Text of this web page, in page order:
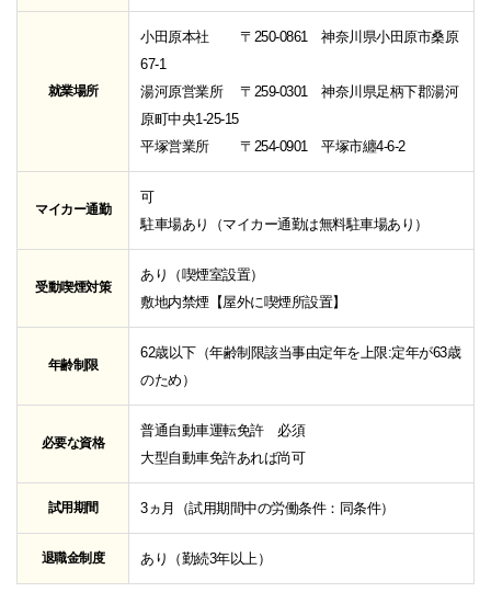
就業場所
小田原本社 〒250-0861 神奈川県小田原市桑原
67-1
湯河原営業所 〒259-0301 神奈川県足柄下郡湯河
原町中央1-25-15
平塚営業所 〒254-0901 平塚市纏4-6-2
マイカー通勤
可
駐車場あり（マイカー通勤は無料駐車場あり）
受動喫煙対策
あり（喫煙室設置）
敷地内禁煙【屋外に喫煙所設置】
年齢制限
62歳以下（年齢制限該当事由定年を上限:定年が63歳
のため）
必要な資格
普通自動車運転免許 必須
大型自動車免許あれば尚可
試用期間 3ヵ月（試用期間中の労働条件：同条件）
退職金制度 あり（勤続3年以上）